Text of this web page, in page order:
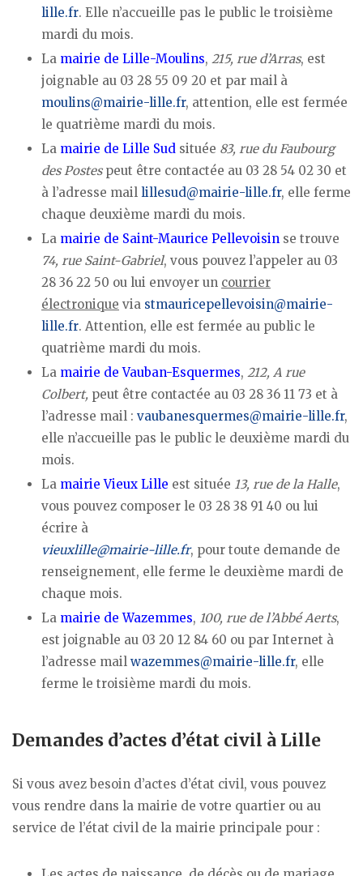
lille.fr. Elle n’accueille pas le public le troisième
mardi du mois.
La mairie de Lille-Moulins, 215, rue d’Arras, est
joignable au 03 28 55 09 20 et par mail à
moulins@mairie-lille.fr, attention, elle est fermée
le quatrième mardi du mois.
La mairie de Lille Sud située 83, rue du Faubourg
des Postespeut être contactée au 03 28 54 02 30 et
à l’adresse mail lillesud@mairie-lille.fr, elle ferme
chaque deuxième mardi du mois.
La mairie de Saint-Maurice Pellevoisin se trouve
74, rue Saint-Gabriel, vous pouvez l’appeler au 03
28 36 22 50 ou lui envoyer un courrier
électronique via stmauricepellevoisin@mairie-
lille.fr. Attention, elle est fermée au public le
quatrième mardi du mois.
La mairie de Vauban-Esquermes, 212, A rue
Colbert, peut être contactée au 03 28 36 11 73 et à
l’adresse mail : vaubanesquermes@mairie-lille.fr,
elle n’accueille pas le public le deuxième mardi du
mois.
La mairie Vieux Lille est située 13, rue de la Halle,
vous pouvez composer le 03 28 38 91 40 ou lui
écrire à
vieuxlille@mairie-lille.fr, pour toute demande de
renseignement, elle ferme le deuxième mardi de
chaque mois.
La mairie de Wazemmes, 100, rue de l’Abbé Aerts,
est joignable au 03 20 12 84 60 ou par Internet à
l’adresse mail wazemmes@mairie-lille.fr, elle
ferme le troisième mardi du mois.
Demandes d’actes d’état civil à Lille
Si vous avez besoin d’actes d’état civil, vous pouvez
vous rendre dans la mairie de votre quartier ou au
service de l’état civil de la mairie principale pour :